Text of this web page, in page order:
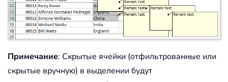
Примечание: Скрытые ячейки (отфильтрованные или
скрытые вручную) в выделении будут